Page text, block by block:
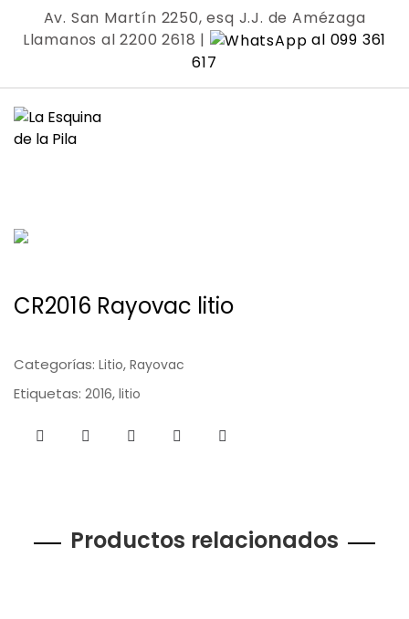
Av. San Martín 2250, esq J.J. de Amézaga
Llamanos al 2200 2618 |
al 099 361
617
CR2016 Rayovac litio
Categorías: Litio, Rayovac
Etiquetas: 2016, litio
Productos relacionados